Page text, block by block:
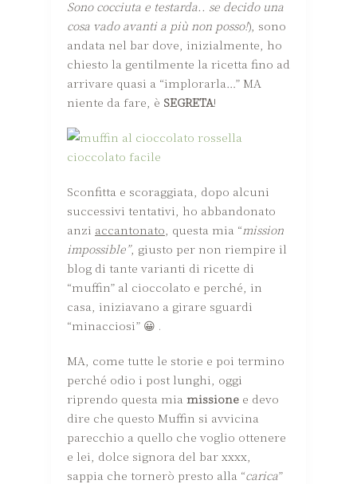
Sono cocciuta e testarda.. se decido una
cosa vado avanti a più non posso!), sono
andata nel bar dove, inizialmente, ho
chiesto la gentilmente la ricetta fino ad
arrivare quasi a “implorarla…” MA
niente da fare, è SEGRETA!
Sconfitta e scoraggiata, dopo alcuni
successivi tentativi, ho abbandonato
anzi accantonato , questa mia “mission
impossible”, giusto per non riempire il
blog di tante varianti di ricette di
“muffin” al cioccolato e perché, in
casa, iniziavano a girare sguardi
“minacciosi” 😀 .
MA, come tutte le storie e poi termino
perché odio i post lunghi, oggi
riprendo questa mia missione e devo
dire che questo Muffin si avvicina
parecchio a quello che voglio ottenere
e lei, dolce signora del bar xxxx,
sappia che tornerò presto alla “carica”